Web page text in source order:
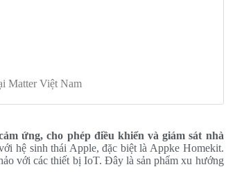
Matter Việt Nam
ứng, cho phép điều khiển và giám sát nhà
hệ sinh thái Apple, đặc biệt là Appke Homekit.
với các thiết bị IoT. Đây là sản phẩm xu hướng